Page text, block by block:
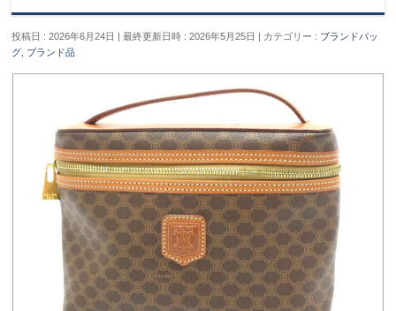
投稿日 : 2026年6月24日 最終更新日時 : 2026年5月25日 カテゴリー : ブランドバッ
グ ブランド品